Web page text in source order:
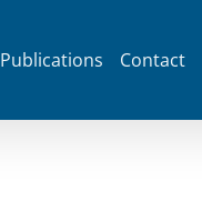
Publications Contact